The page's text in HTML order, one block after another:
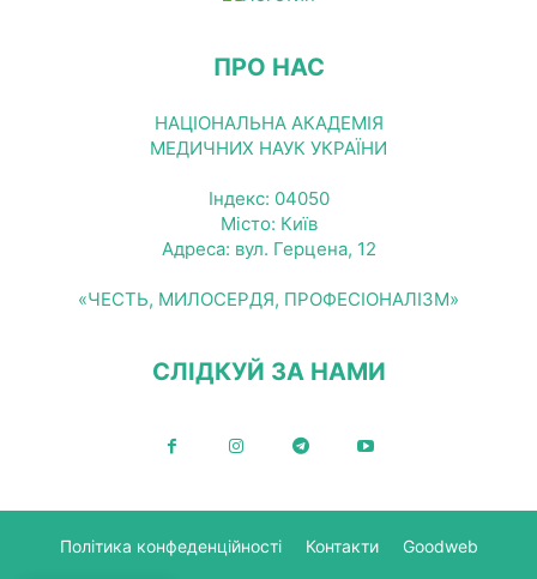
ПРО НАС
НАЦІОНАЛЬНА АКАДЕМІЯ
МЕДИЧНИХ НАУК УКРАЇНИ
Індекс: 04050
Місто: Київ
Адреса: вул. Герцена, 12
«ЧЕСТЬ, МИЛОСЕРДЯ, ПРОФЕСІОНАЛІЗМ»
СЛІДКУЙ ЗА НАМИ
Політика конфеденційності Контакти Goodweb